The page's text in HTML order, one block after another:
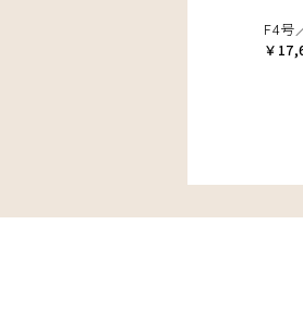
F4号
￥